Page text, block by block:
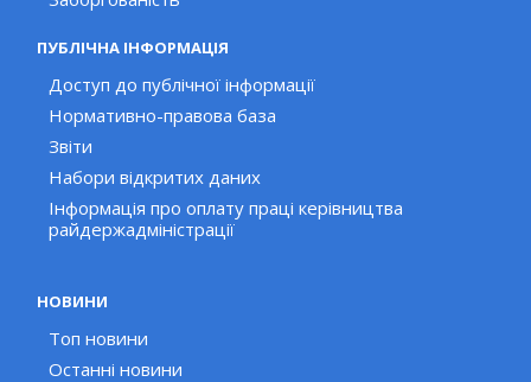
ПУБЛІЧНА ІНФОРМАЦІЯ
Доступ до публічної інформації
Нормативно-правова база
Звіти
Набори відкритих даних
Інформація про оплату праці керівництва
райдержадміністрації
НОВИНИ
Топ новини
Останні новини